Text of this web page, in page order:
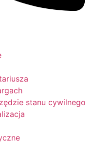
stanu cywilnego